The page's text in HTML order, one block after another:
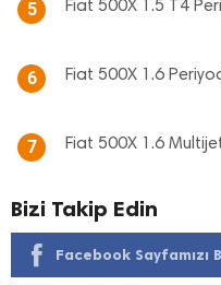
5 Fiat 500X 1.5 T4
6 Fiat 500X 1.6
7 Fiat 500X 1.6
Bizi Takip Edin
Facebook Sayfamızı